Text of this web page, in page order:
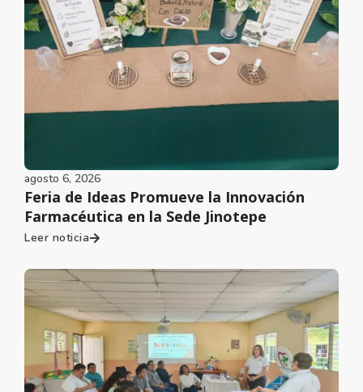
agosto 6, 2026
Feria de Ideas Promueve la Innovación
Farmacéutica en la Sede Jinotepe
Leer noticia